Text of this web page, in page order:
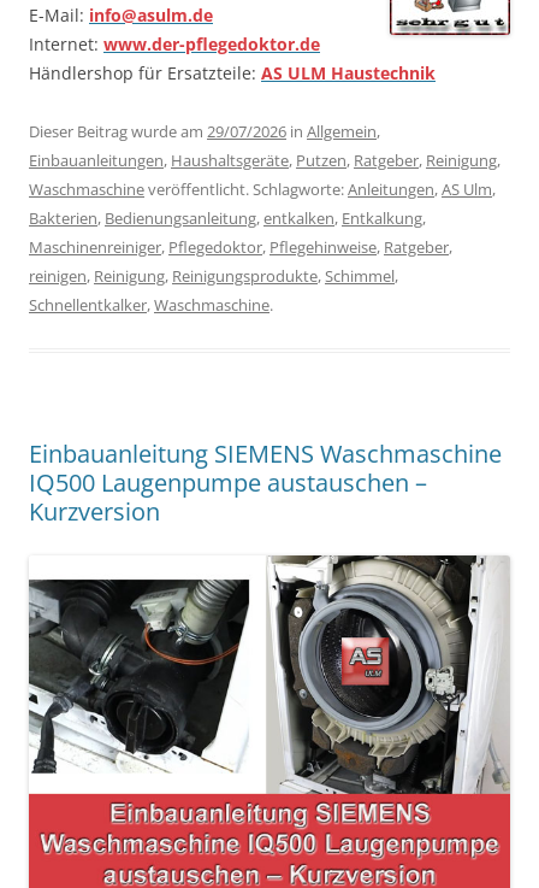
E-Mail: info@asulm.de
Internet: www.der-pflegedoktor.de
Händlershop für Ersatzteile: AS ULM Haustechnik
Dieser Beitrag wurde am 29/07/2026 in Allgemein,
Einbauanleitungen, Haushaltsgeräte, Putzen, Ratgeber, Reinigung,
Waschmaschineveröffentlicht. Schlagworte:Anleitungen,AS Ulm,
Bakterien, Bedienungsanleitung,entkalken, Entkalkung,
Maschinenreiniger, Pflegedoktor, Pflegehinweise, Ratgeber,
reinigen, Reinigung, Reinigungsprodukte,Schimmel,
Schnellentkalker,Waschmaschine.
Einbauanleitung SIEMENS Waschmaschine
IQ500 Laugenpumpe austauschen –
Kurzversion